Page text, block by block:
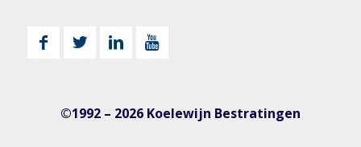
©1992 – 2026 Koelewijn Bestratingen